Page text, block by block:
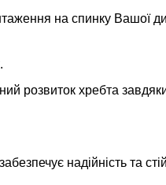
на спинку Вашої
розвиток хребта завдяки
надійність та